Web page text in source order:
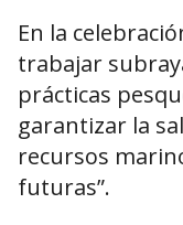
En la
trabajar
prácticas
garantizar la
recursos
futuras”.